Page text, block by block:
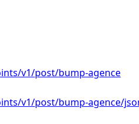
v1/post/bump-agence
v1/post/bump-agence/